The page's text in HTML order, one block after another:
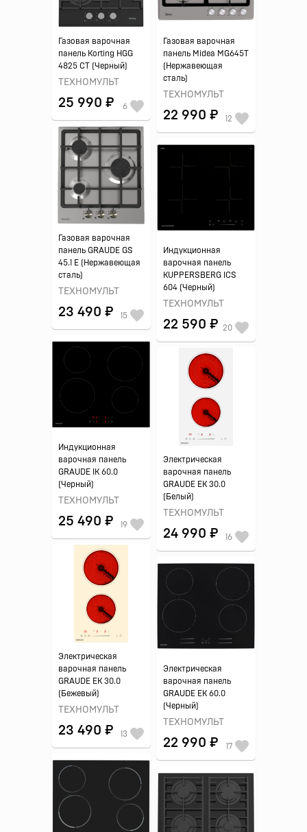
Газовая варочная
панель Korting HGG
4825 CT (Черный)
ТЕХНОМУЛЬТ
25 990 ₽ 6
Газовая варочная
панель Midea MG645T
(Нержавеющая
сталь)
ТЕХНОМУЛЬТ
22 990 ₽ 12
Газовая варочная
панель GRAUDE GS
45.1 E (Нержавеющая
сталь)
ТЕХНОМУЛЬТ
23 490 ₽ 15
Индукционная
варочная панель
KUPPERSBERG ICS
604 (Черный)
ТЕХНОМУЛЬТ
22 590 ₽ 20
Индукционная
варочная панель
GRAUDE IK 60.0
(Черный)
ТЕХНОМУЛЬТ
25 490 ₽ 19
Электрическая
варочная панель
GRAUDE EK 30.0
(Белый)
ТЕХНОМУЛЬТ
24 990 ₽ 16
Электрическая
варочная панель
GRAUDE EK 30.0
(Бежевый)
ТЕХНОМУЛЬТ
23 490 ₽ 13
Электрическая
варочная панель
GRAUDE EK 60.0
(Черный)
ТЕХНОМУЛЬТ
22 990 ₽ 17